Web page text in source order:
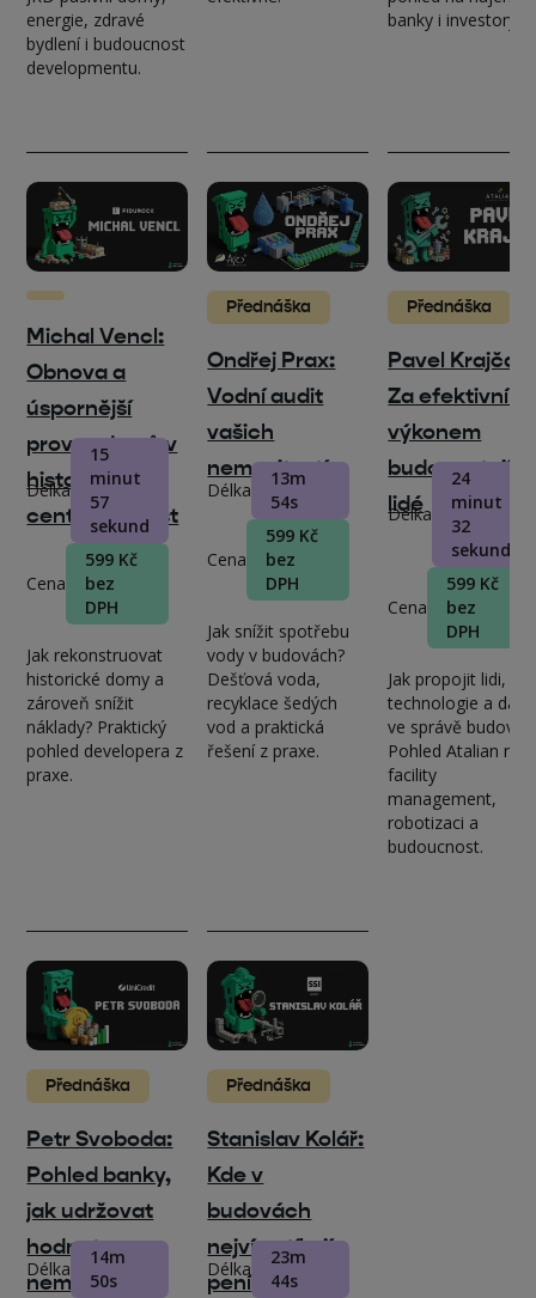
energie, zdravé
bydlení i budoucnost
developmentu.
banky i investory.
Michal Vencl:
Obnova a
úspornější
provoz domů v
historických
centrech měst
Délka
15
minut
57
sekund
Cena
599 Kč
bez
DPH
Jak rekonstruovat
historické domy a
zároveň snížit
náklady? Praktický
pohled developera z
praxe.
Přednáška
Ondřej Prax:
Vodní audit
vašich
nemovitostí
Délka
13m
54s
Cena
599 Kč
bez
DPH
Jak snížit spotřebu
vody v budovách?
Dešťová voda,
recyklace šedých
vod a praktická
řešení z praxe.
Přednáška
Pavel Krajča:
Za efektivním
výkonem
budovy stojí
lidé
Délka
24
minut
32
sekund
Cena
599 Kč
bez
DPH
Jak propojit lidi,
technologie a data
ve správě budov?
Pohled Atalian na
facility
management,
robotizaci a
budoucnost.
Přednáška
Petr Svoboda:
Pohled banky,
jak udržovat
hodnotu
nemovitostí
Délka
14m
50s
Přednáška
Stanislav Kolář:
Kde v
budovách
nejvíc utíkají
peníze
Délka
23m
44s